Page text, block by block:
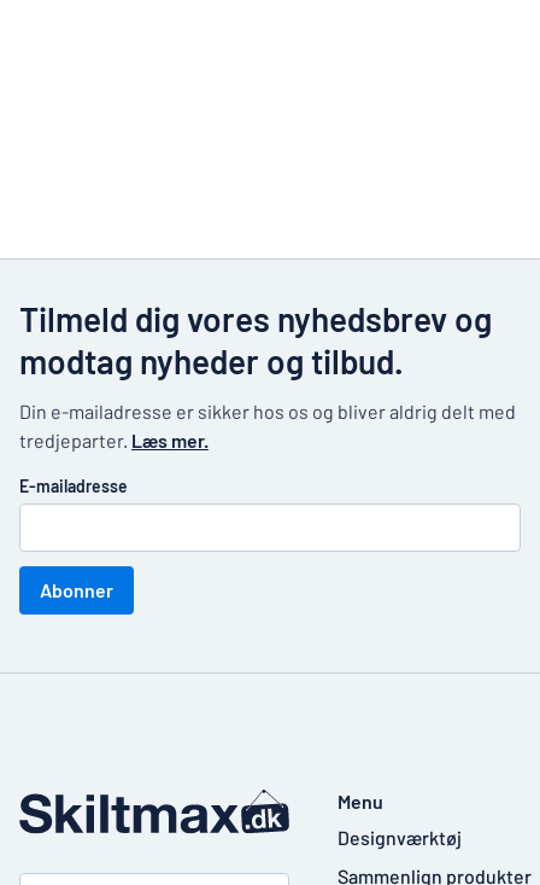
Tilmeld dig vores nyhedsbrev og
modtag nyheder og tilbud.
Din e-mailadresse er sikker hos os og bliver aldrig delt med
tredjeparter. Læs mer.
E-mailadresse
Abonner
Menu
Designværktøj
Sammenlign produkter